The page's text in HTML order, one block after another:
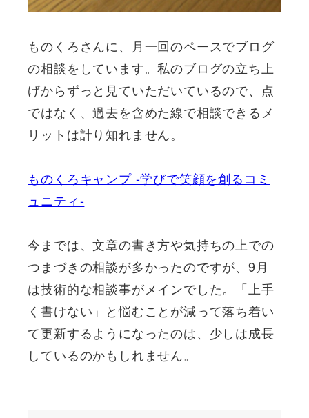
ものくろさんに、月一回のペースでブログ
の相談をしています。私のブログの立ち上
げからずっと見ていただいているので、点
ではなく、過去を含めた線で相談できるメ
リットは計り知れません。
ものくろキャンプ -学びで笑顔を創るコミ
ュニティ-
今までは、文章の書き方や気持ちの上での
つまづきの相談が多かったのですが、9月
は技術的な相談事がメインでした。「上手
く書けない」と悩むことが減って落ち着い
て更新するようになったのは、少しは成長
しているのかもしれません。